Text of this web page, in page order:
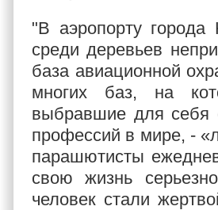
"В аэропорту города
среди деревьев
база авиационной
многих баз, на
выбравшие для себя
профессий в мире, -
парашютисты
свою жизнь
человек стали